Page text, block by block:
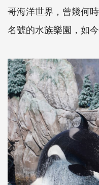
哥海洋世界，曾幾何
名號的水族樂園，如